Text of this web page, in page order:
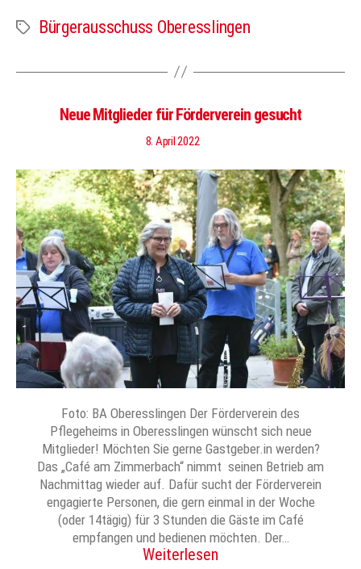
Schlagwörter
Bürgerausschuss Oberesslingen
Neue Mitglieder für Förderverein gesucht
8. April 2022
Foto: BA Oberesslingen Der Förderverein des
Pflegeheims in Oberesslingen wünscht sich neue
Mitglieder! Möchten Sie gerne Gastgeber.in werden?
Das „Café am Zimmerbach“ nimmt seinen Betrieb am
Nachmittag wieder auf. Dafür sucht der Förderverein
engagierte Personen, die gern einmal in der Woche
(oder 14tägig) für 3 Stunden die Gäste im Café
empfangen und bedienen möchten. Der…
Weiterlesen